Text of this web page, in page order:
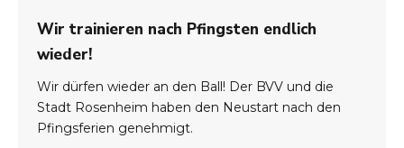
Wir trainieren nach Pfingsten endlich
wieder!
Wir dürfen wieder an den Ball! Der BVV und die
Stadt Rosenheim haben den Neustart nach den
Pfingsferien genehmigt.